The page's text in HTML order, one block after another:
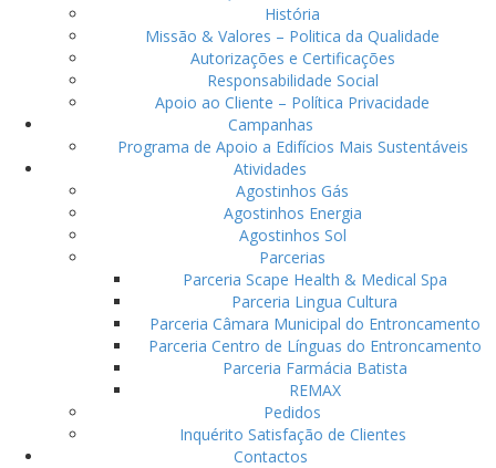
História
Missão & Valores – Politica da Qualidade
Autorizações e Certificações
Responsabilidade Social
Apoio ao Cliente – Política Privacidade
Campanhas
Programa de Apoio a Edifícios Mais Sustentáveis
Atividades
Agostinhos Gás
Agostinhos Energia
Agostinhos Sol
Parcerias
Parceria Scape Health & Medical Spa
Parceria Lingua Cultura
Parceria Câmara Municipal do Entroncamento
Parceria Centro de Línguas do Entroncamento
Parceria Farmácia Batista
REMAX
Pedidos
Inquérito Satisfação de Clientes
Contactos